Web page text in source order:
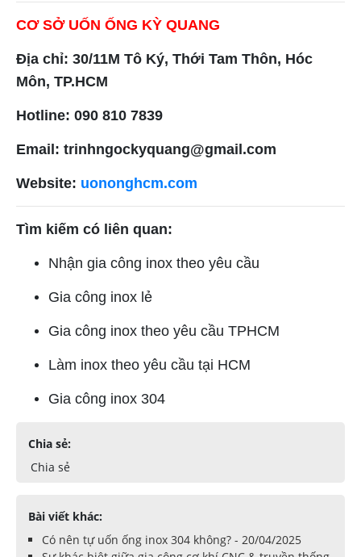
CƠ SỞ UỐN ỐNG KỲ QUANG
Địa chỉ: 30/11M Tô Ký, Thới Tam Thôn, Hóc
Môn, TP.HCM
Hotline: 090 810 7839
Email: trinhngockyquang@gmail.com
Website: uononghcm.com
Tìm kiếm có liên quan:
Nhận gia công inox theo yêu cầu
Gia công inox lẻ
Gia công inox theo yêu cầu TPHCM
Làm inox theo yêu cầu tại HCM
Gia công inox 304
Chia sẻ:
Chia sẻ
Bài viết khác:
Có nên tự uốn ống inox 304 không? - 20/04/2025